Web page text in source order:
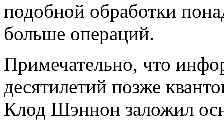
подобной обработки
больше операций.
Примечательно, что
десятилетий позже
Клод Шэннон заложил